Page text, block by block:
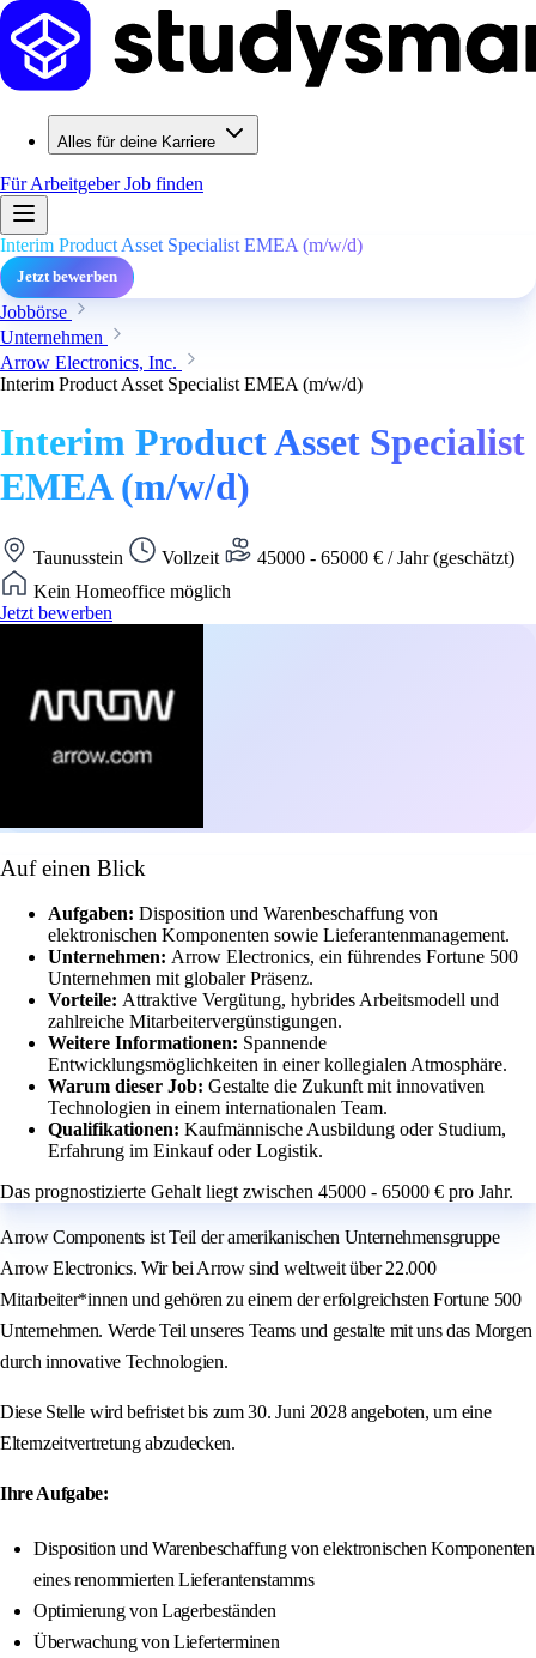
Alles für deine Karriere
Für ArbeitgeberJob finden
Interim Product Asset Specialist EMEA (m/w/d)
Jetzt bewerben
Jobbörse
Unternehmen
Arrow Electronics, Inc.
Interim Product Asset Specialist EMEA (m/w/d)
Interim Product Asset Specialist
EMEA (m/w/d)
Taunusstein Vollzeit
45000 - 65000 € / Jahr (geschätzt)
Kein Homeoffice möglich
Jetzt bewerben
Auf einen Blick
Aufgaben: Disposition und Warenbeschaffung von
elektronischen Komponenten sowie Lieferantenmanagement.
Unternehmen: Arrow Electronics, ein führendes Fortune 500
Unternehmen mit globaler Präsenz.
Vorteile: Attraktive Vergütung, hybrides Arbeitsmodell und
zahlreiche Mitarbeitervergünstigungen.
Weitere Informationen: Spannende
Entwicklungsmöglichkeiten in einer kollegialen Atmosphäre.
Warum dieser Job: Gestalte die Zukunft mit innovativen
Technologien in einem internationalen Team.
Qualifikationen: Kaufmännische Ausbildung oder Studium,
Erfahrung im Einkauf oder Logistik.
Das prognostizierte Gehalt liegt zwischen 45000 - 65000 € pro Jahr.
Arrow Components ist Teil der amerikanischen Unternehmensgruppe
Arrow Electronics. Wir bei Arrow sind weltweit über 22.000
Mitarbeiter*innen und gehören zu einem der erfolgreichsten Fortune 500
Unternehmen. Werde Teil unseres Teams und gestalte mit uns das Morgen
durch innovative Technologien.
Diese Stelle wird befristet bis zum 30. Juni 2028 angeboten, um eine
Elternzeitvertretung abzudecken.
Ihre Aufgabe:
Disposition und Warenbeschaffung von elektronischen Komponenten
eines renommierten Lieferantenstamms
Optimierung von Lagerbeständen
Überwachung von Lieferterminen